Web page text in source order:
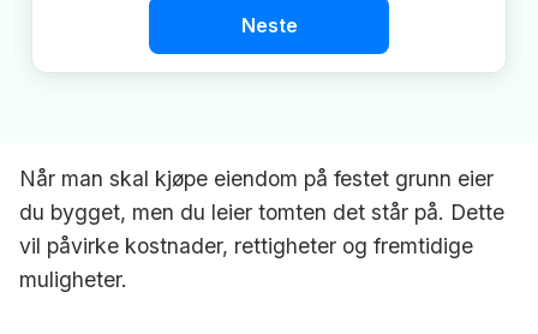
Neste
Når man skal kjøpe eiendom på festet grunn eier
du bygget, men du leier tomten det står på. Dette
vil påvirke kostnader, rettigheter og fremtidige
muligheter.